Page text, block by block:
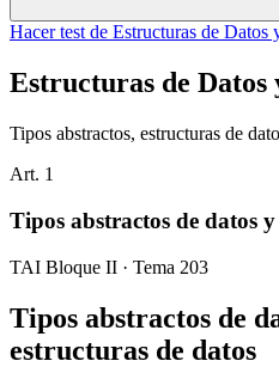
Hacer test de Estructuras de Datos
Estructuras de
Tipos abstractos, estructuras de
Art. 1
Tipos abstractos de datos
TAI Bloque II · Tema 203
Tipos abstractos de
estructuras de datos